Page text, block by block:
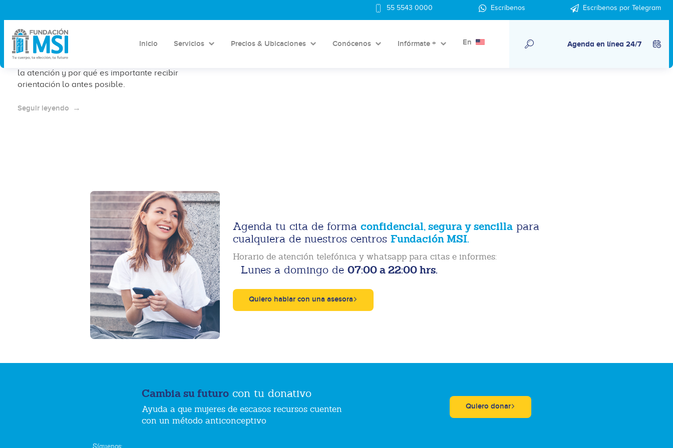
55 5543 0000 Escríbenos Escríbenos por Telegram
Inicio Servicios Precios & Ubicaciones Conócenos Infórmate + En Agenda en línea 24/7
¿El aborto tiene más riesgos según
las semanas de embarazo?
Conoce cómo influyen las semanas de embarazo en
la atención y por qué es importante recibir
orientación lo antes posible.
Seguir leyendo
Agenda tu cita de forma confidencial, segura y sencillapara
cualquiera de nuestros centros Fundación MSI.
Horario de atención telefónica y whatsapp para citas e informes:
Lunes a domingo de 07:00 a 22:00 hrs.
Quiero hablar con una asesora
Cambia su futuro con tu donativo
Ayuda a que mujeres de escasos recursos cuenten
con un método anticonceptivo
Quiero donar